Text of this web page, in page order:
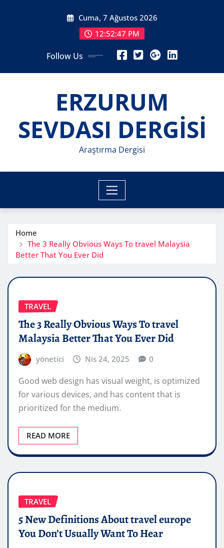
Cuma, 7 Ağustos 2026
12:52:49 PM
Follow Us
ERZURUM
SEVDASI DERGİSİ
Araştırma Dergisi
Home
The 3 Really Obvious Ways To travel Malaysia
Better That You Ever Did
TRAVEL
The 3 Really Obvious Ways To travel
Malaysia Better That You Ever Did
yönetici Nis 24, 2025 0
Good web design has visual weight, is optimized
for various devices, and has content that is
prioritized for the medium.
READ MORE
TRAVEL
5 New Definitions About travel europe
You Don’t Usually Want To Hear